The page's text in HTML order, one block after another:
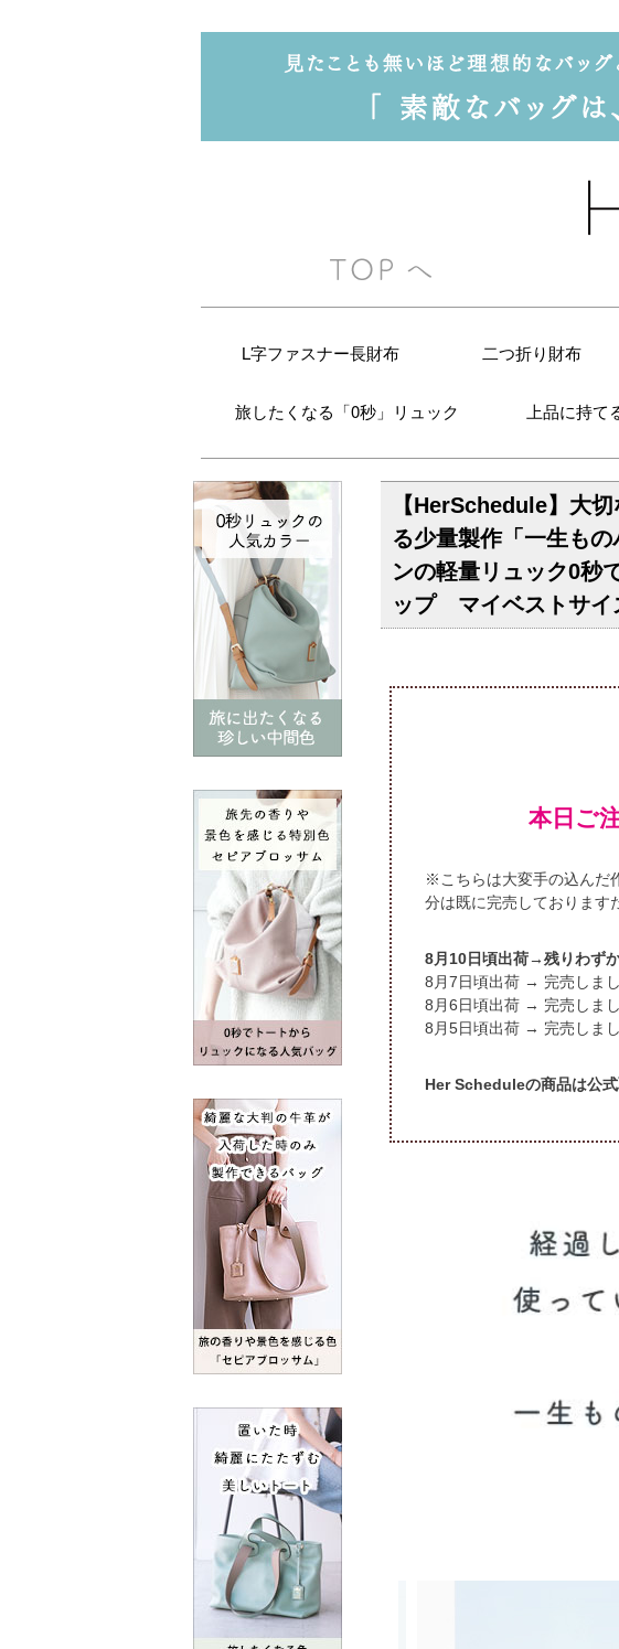
L字ファスナー長財布 二つ折り財布
旅したくなる「0秒」リュック 上品に持て
【HerSchedule】大
る少量製作「一生も
ンの軽量リュック0
ップ マイベストサイ
本日ご
※こちらは大変手の込んだ
分は既に完売しております
頃出荷→残りわず
頃出荷 → 完売しま
頃出荷 → 完売しま
頃出荷 → 完売しま
Her Scheduleの商品は公式